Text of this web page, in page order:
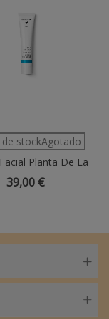
de stockAgotado
Planta De La
(Ice Plant) - 40ml
39,00 €